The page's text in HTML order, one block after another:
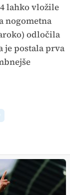
lahko vložile
nogometna
odločila
je postala prva